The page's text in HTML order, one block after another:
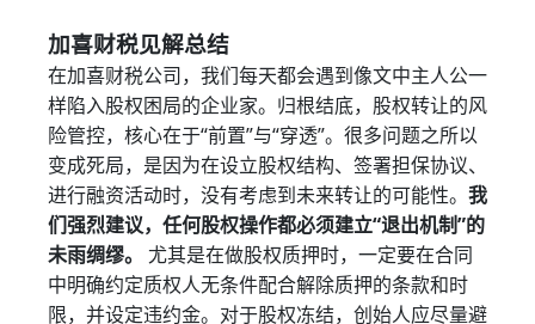
加喜财税见解总结
在加喜财税公司，我们每天都会遇到像文中主人公一
样陷入股权困局的企业家。归根结底，股权转让的风
险管控，核心在于“前置”与“穿透”。很多问题之所以
变成死局，是因为在设立股权结构、签署担保协议、
进行融资活动时，没有考虑到未来转让的可能性。 我
们强烈建议，任何股权操作都必须建立“退出机制”的
未雨绸缪。 尤其是在做股权质押时，一定要在合同
中明确约定质权人无条件配合解除质押的条款和时
限，并设定违约金。对于股权冻结，创始人应尽量避